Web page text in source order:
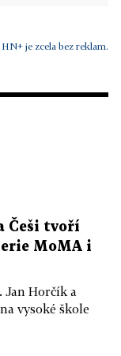
je zcela bez reklam.
Češi tvoří
MoMA i
Jan Horčík a
vysoké škole